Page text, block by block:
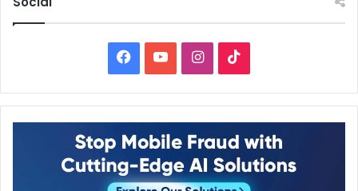
Facebook
YouTubeInstagram